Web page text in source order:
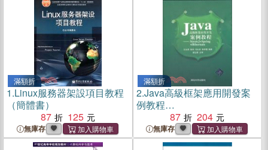
滿額折
1.Linux服務器架設項目教程
（簡體書）
87
125
無庫存
滿額折
2.Java高級框架應用開發案
例教程
Struts2+Spring+Hibernate（
簡體書）
87 204
無庫存